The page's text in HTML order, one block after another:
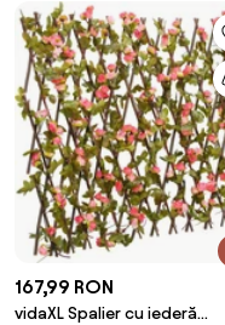
167,99 RON
vidaXL Spalier cu iederă